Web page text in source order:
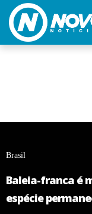
Brasil
Baleia-franca é
espécie